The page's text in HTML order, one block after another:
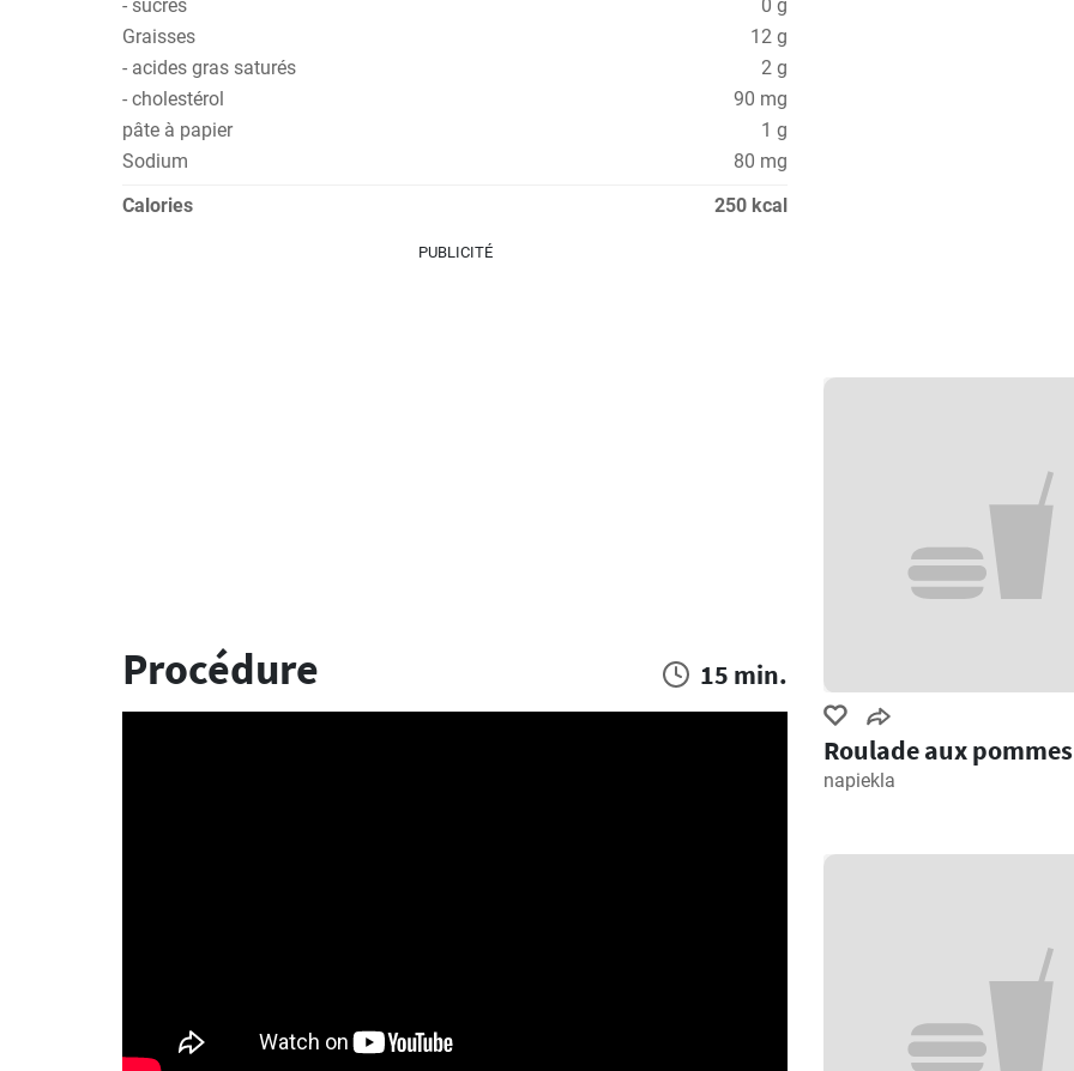
- sucres
0 g
Graisses
12 g
- acides gras saturés
2 g
- cholestérol
90 mg
pâte à papier
1 g
Sodium
80 mg
Calories
250 kcal
PUBLICITÉ
Procédure 15 min.
Roulade aux pommes
napiekla